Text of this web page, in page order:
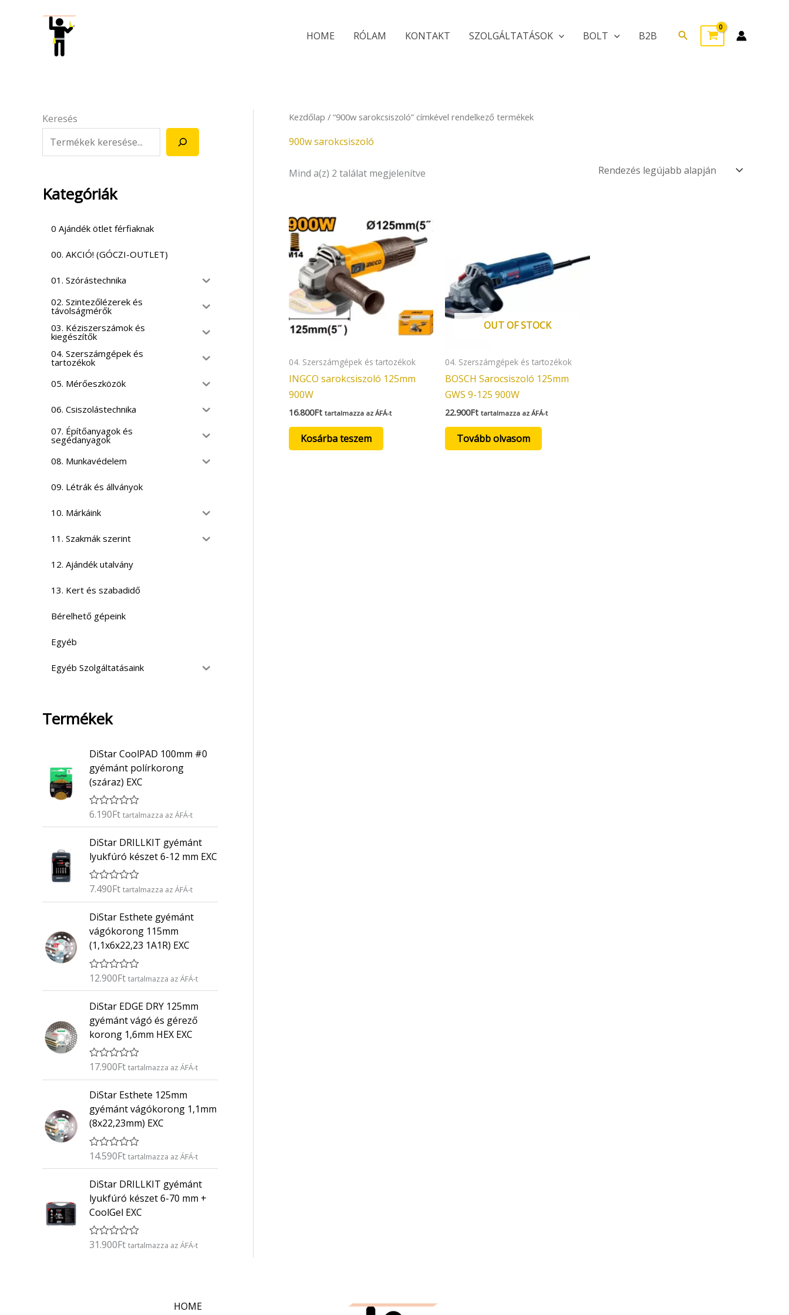
HOME RÓLAM KONTAKT SZOLGÁLTATÁSOK BOLT B2B Search
Keresés
Kategóriák
0 Ajándék ötlet férfiaknak
00. AKCIÓ! (GÓCZI-OUTLET)
01. Szórástechnika
02. Szintezőlézerek és
távolságmérők
03. Kéziszerszámok és
kiegészítők
04. Szerszámgépek és
tartozékok
05. Mérőeszközök
06. Csiszolástechnika
07. Építőanyagok és
segédanyagok
08. Munkavédelem
09. Létrák és állványok
10. Márkáink
11. Szakmák szerint
12. Ajándék utalvány
13. Kert és szabadidő
Bérelhető gépeink
Egyéb
Egyéb Szolgáltatásaink
Termékek
DiStar CoolPAD 100mm #0
gyémánt polírkorong
(száraz) EXC
É
é
k
e
é
s
/
6.190Ft tartalmazza az ÁFÁ-t
DiStar DRILLKIT gyémánt
lyukfúró készet 6-12 mm EXC
É
é
e
l
s
:
0
/
5
7.490Ft tartalmazza az ÁFÁ-t
DiStar Esthete gyémánt
vágókorong 115mm
(1,1x6x22,23 1A1R) EXC
É
é
e
l
s
:
0
/
5
12.900Ft tartalmazza az ÁFÁ-t
DiStar EDGE DRY 125mm
gyémánt vágó és gérező
korong 1,6mm HEX EXC
É
é
e
l
s
0
/
5
17.900Ft tartalmazza az ÁFÁ-t
DiStar Esthete 125mm
gyémánt vágókorong 1,1mm
(8x22,23mm) EXC
É
é
k
e
l
s
:
0
14.590Ft tartalmazza az ÁFÁ-t
DiStar DRILLKIT gyémánt
lyukfúró készet 6-70 mm +
CoolGel EXC
É
31.900Ft tartalmazza az ÁFÁ-t
Kezdőlap / “900w sarokcsiszoló” címkével rendelkező termékek
900w sarokcsiszoló
Mind a(z) 2 találat megjelenítve
04. Szerszámgépek és tartozékok
INGCO sarokcsiszoló 125mm
900W
16.800Ft tartalmazza az ÁFÁ-t
Kosárba teszem
OUT OF STOCK
04. Szerszámgépek és tartozékok
BOSCH Sarocsiszoló 125mm
GWS 9-125 900W
22.900Ft tartalmazza az ÁFÁ-t
Tovább olvasom
HOME